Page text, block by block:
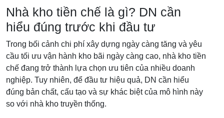
Nhà kho tiền chế là gì? DN cần
hiểu đúng trước khi đầu tư
Trong bối cảnh chi phí xây dựng ngày càng tăng và yêu
cầu tối ưu vận hành kho bãi ngày càng cao, nhà kho tiền
chế đang trở thành lựa chọn ưu tiên của nhiều doanh
nghiệp. Tuy nhiên, để đầu tư hiệu quả, DN cần hiểu
đúng bản chất, cấu tạo và sự khác biệt của mô hình này
so với nhà kho truyền thống.